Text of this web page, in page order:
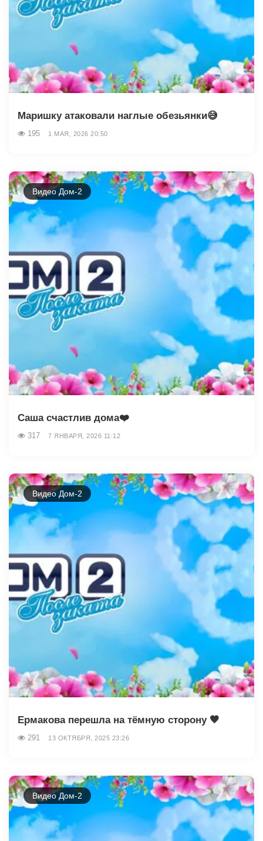
Маришку атаковали наглые обезьянки😅
195 1 МАЯ, 2026 20:50
Видео Дом-2
Саша счастлив дома❤️
317 7 ЯНВАРЯ, 2026 11:12
Видео Дом-2
Ермакова перешла на тёмную сторону 🤎
291 13 ОКТЯБРЯ, 2025 23:26
Видео Дом-2